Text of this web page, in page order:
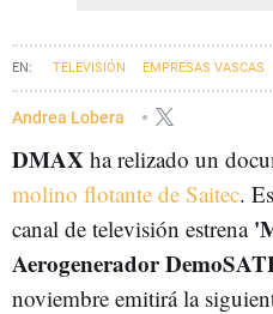
TELEVISIÓN EMPRESAS VASCAS
SAITEC
Andrea Lobera
DMAX ha relizado un
molino flotante de Saitec.
canal de televisión estrena
Aerogenerador
noviembre emitirá la